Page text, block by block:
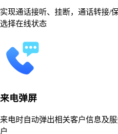
实现通话接听、挂断，通话转接/
选择在线状态
来电弹屏
来电时自动弹出相关客户信息及
户